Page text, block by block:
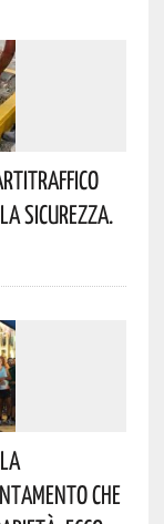
Sicurezza.
Che